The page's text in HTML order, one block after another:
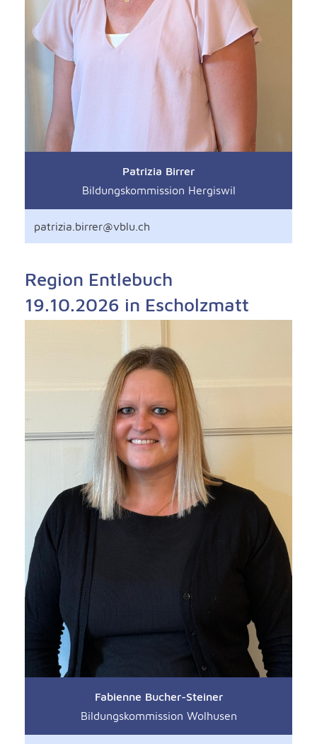
Patrizia Birrer
Bildungskommission Hergiswil
patrizia.birrer@vblu.ch
Region Entlebuch
19.10.2026 in Escholzmatt
Fabienne Bucher-Steiner
Bildungskommission Wolhusen